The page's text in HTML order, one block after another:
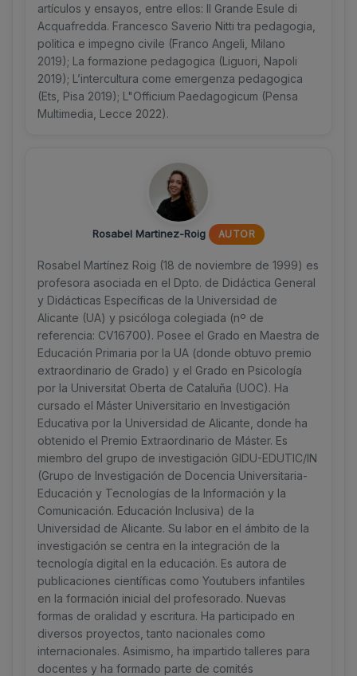
artículos y ensayos, entre ellos: Il Grande Esule di
Acquafredda. Francesco Saverio Nitti tra pedagogia,
politica e impegno civile (Franco Angeli, Milano
2019); La formazione pedagogica (Liguori, Napoli
2019); L’intercultura come emergenza pedagogica
(Ets, Pisa 2019); L"Officium Paedagogicum (Pensa
Multimedia, Lecce 2022).
Rosabel Martinez-Roig AUTOR
Rosabel Martínez Roig (18 de noviembre de 1999) es
profesora asociada en el Dpto. de Didáctica General
y Didácticas Específicas de la Universidad de
Alicante (UA) y psicóloga colegiada (nº de
referencia: CV16700). Posee el Grado en Maestra de
Educación Primaria por la UA (donde obtuvo premio
extraordinario de Grado) y el Grado en Psicología
por la Universitat Oberta de Cataluña (UOC). Ha
cursado el Máster Universitario en Investigación
Educativa por la Universidad de Alicante, donde ha
obtenido el Premio Extraordinario de Máster. Es
miembro del grupo de investigación GIDU-EDUTIC/IN
(Grupo de Investigación de Docencia Universitaria-
Educación y Tecnologías de la Información y la
Comunicación. Educación Inclusiva) de la
Universidad de Alicante. Su labor en el ámbito de la
investigación se centra en la integración de la
tecnología digital en la educación. Es autora de
publicaciones científicas como Youtubers infantiles
en la formación inicial del profesorado. Nuevas
formas de oralidad y escritura. Ha participado en
diversos proyectos, tanto nacionales como
internacionales. Asimismo, ha impartido talleres para
docentes y ha formado parte de comités